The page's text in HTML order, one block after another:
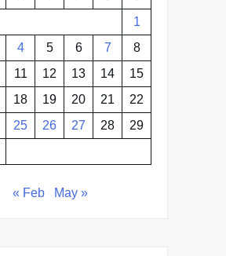
1
4 5 6 7
8
11 12 13 14
15
18 19 20 21
22
25 26 27 28
29
« Feb May »